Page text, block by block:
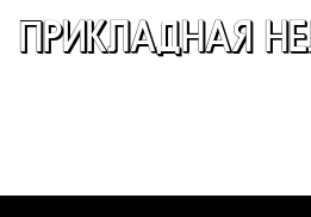
ПРИКЛАДНАЯ